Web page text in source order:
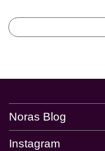
Noras Blog
Instagram